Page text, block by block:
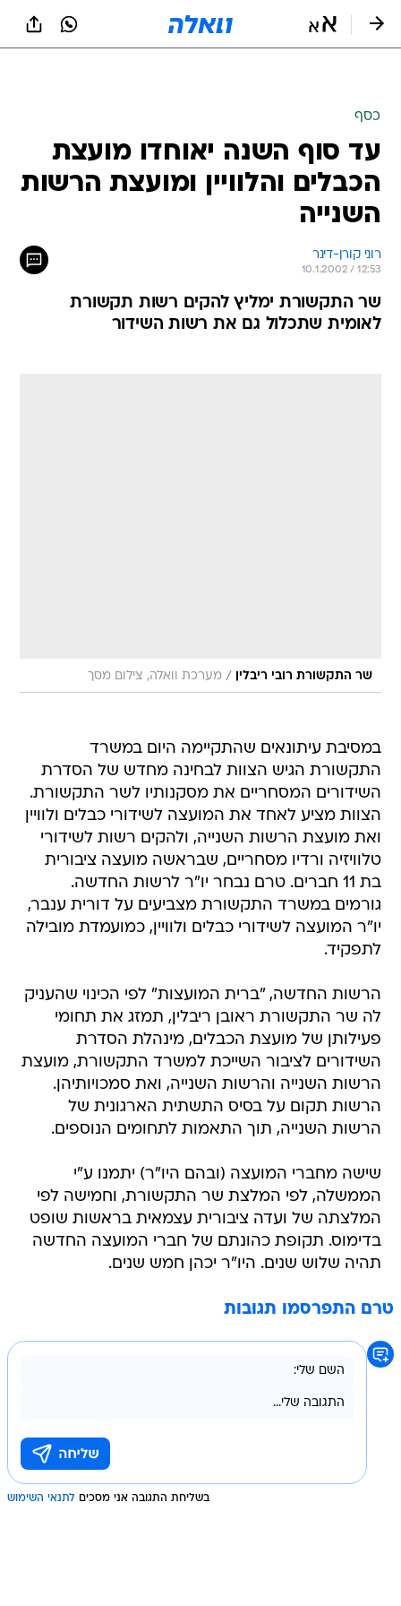
כסף
עד סוף השנה יאוחדו מועצת
הכבלים והלוויין ומועצת הרשות
השנייה
רוני קורן-דינר
10.1.2002 / 12:53
שר התקשורת ימליץ להקים רשות תקשורת
לאומית שתכלול גם את רשות השידור
שר התקשורת רובי ריבלין / מערכת וואלה, צילום מסך
במסיבת עיתונאים שהתקיימה היום במשרד
התקשורת הגיש הצוות לבחינה מחדש של הסדרת
השידורים המסחריים את מסקנותיו לשר התקשורת.
הצוות מציע לאחד את המועצה לשידורי כבלים ולוויין
ואת מועצת הרשות השנייה, ולהקים רשות לשידורי
טלוויזיה ורדיו מסחריים, שבראשה מועצה ציבורית
בת 11 חברים. טרם נבחר יו"ר לרשות החדשה.
גורמים במשרד התקשורת מצביעים על דורית ענבר,
יו"ר המועצה לשידורי כבלים ולוויין, כמועמדת מובילה
לתפקיד.
הרשות החדשה, "ברית המועצות" לפי הכינוי שהעניק
לה שר התקשורת ראובן ריבלין, תמזג את תחומי
פעילותן של מועצת הכבלים, מינהלת הסדרת
השידורים לציבור השייכת למשרד התקשורת, מועצת
הרשות השנייה והרשות השנייה, ואת סמכויותיהן.
הרשות תקום על בסיס התשתית הארגונית של
הרשות השנייה, תוך התאמות לתחומים הנוספים.
שישה מחברי המועצה (ובהם היו"ר) יתמנו ע"י
הממשלה, לפי המלצת שר התקשורת, וחמישה לפי
המלצתה של ועדה ציבורית עצמאית בראשות שופט
בדימוס. תקופת כהונתם של חברי המועצה החדשה
תהיה שלוש שנים. היו"ר יכהן חמש שנים.
טרם התפרסמו תגובות
בשליחת התגובה אני מסכים לתנאי השימוש